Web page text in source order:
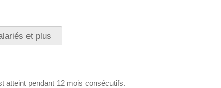
et plus
atteint pendant 12 mois consécutifs.